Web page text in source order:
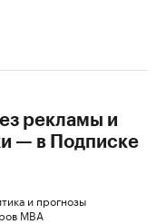
рекламы и
— в Подписке
и прогнозы
MBA